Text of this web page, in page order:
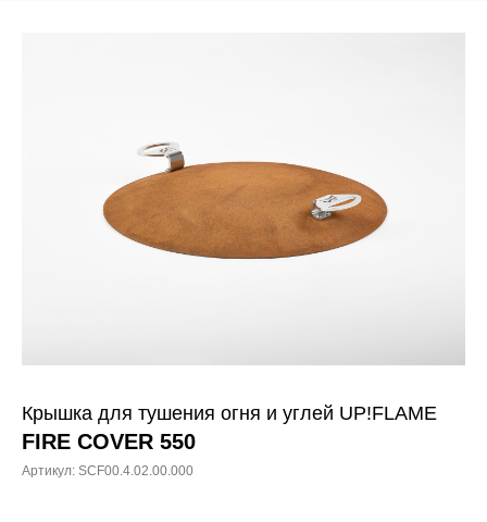
Крышка для тушения огня и углей UP!FLAME
FIRE COVER 550
Артикул: SCF00.4.02.00.000